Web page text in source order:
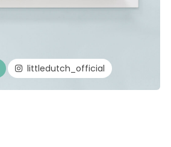
littledutch_official